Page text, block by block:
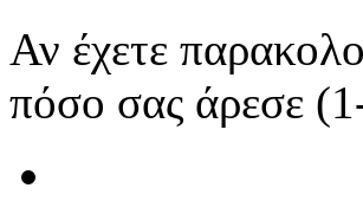
Αν έχετε
πόσο σας άρεσε